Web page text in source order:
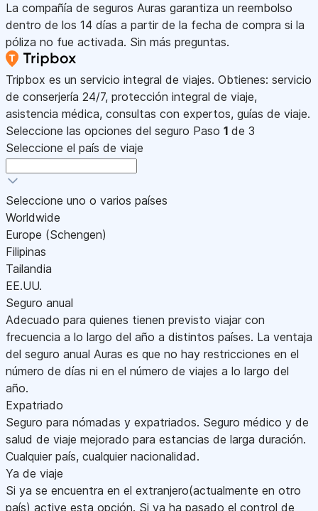
La compañía de seguros Auras garantiza un reembolso
dentro de los 14 días a partir de la fecha de compra si la
póliza no fue activada. Sin más preguntas.
Tripbox es un servicio integral de viajes. Obtienes: servicio
de conserjería 24/7, protección integral de viaje,
asistencia médica, consultas con expertos, guías de viaje.
Seleccione las opciones del seguro Paso 1 de 3
Seleccione el país de viaje
Seleccione uno o varios países
Worldwide
Europe (Schengen)
Filipinas
Tailandia
EE.UU.
Seguro anual
Adecuado para quienes tienen previsto viajar con
frecuencia a lo largo del año a distintos países. La ventaja
del seguro anual Auras es que no hay restricciones en el
número de días ni en el número de viajes a lo largo del
año.
Expatriado
Seguro para nómadas y expatriados. Seguro médico y de
salud de viaje mejorado para estancias de larga duración.
Cualquier país, cualquier nacionalidad.
Ya de viaje
Si ya se encuentra en el extranjero(actualmente en otro
país) active esta opción. Si ya ha pasado el control de